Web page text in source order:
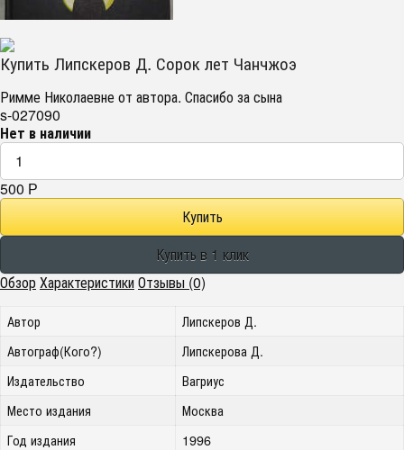
Купить Липскеров Д. Сорок лет Чанчжоэ
Римме Николаевне от автора. Спасибо за сына
s-027090
Нет в наличии
500 Р
ОбзорХарактеристикиОтзывы (0)
Автор
Липскеров Д.
Автограф(Кого?)
Липскерова Д.
Издательство
Вагриус
Место издания
Москва
Год издания
1996